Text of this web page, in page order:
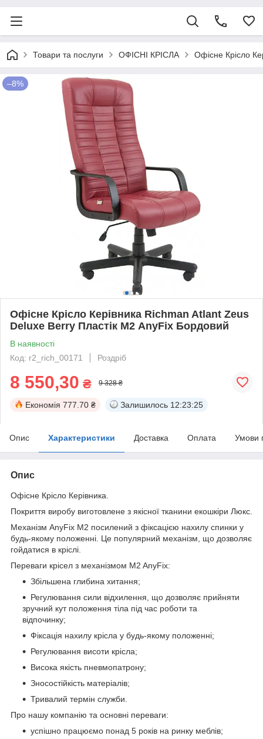
Товари та послуги ОФІСНІ КРІСЛА Офісне Крісло
–8%
Офісне Крісло Керівника Richman Atlant Zeus
Deluxe Berry Пластік М2 AnyFix Бордовий
В наявності
Код: r2_rich_00171
Роздріб
8 550,30 ₴ 9 328 ₴
Економія 777.70 ₴ Залишилось 12:23:25
Опис Характеристики Доставка Оплата Умови
Опис
Офісне Крісло Керівника.
Покриття виробу виготовлене з якісної тканини екошкіри Люкс.
Механізм AnyFix М2 посилений з фіксацією нахилу спинки у
будь-якому положенні. Це популярний механізм, що дозволяє
гойдатися в кріслі.
Переваги крісел з механізмом M2 AnyFix:
Збільшена глибина хитання;
Регулювання сили відхилення, що дозволяє прийняти
зручний кут положення тіла під час роботи та
відпочинку;
Фіксація нахилу крісла у будь-якому положенні;
Регулювання висоти крісла;
Висока якість пневмопатрону;
Зносостійкість матеріалів;
Тривалий термін служби.
Про нашу компанію та основні переваги:
успішно працюємо понад 5 років на ринку меблів;